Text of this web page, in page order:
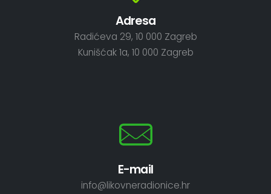
Adresa
Radićeva 29, 10 000 Zagreb
Kunišćak 1a, 10 000 Zagreb
E-mail
info@likovneradionice.hr